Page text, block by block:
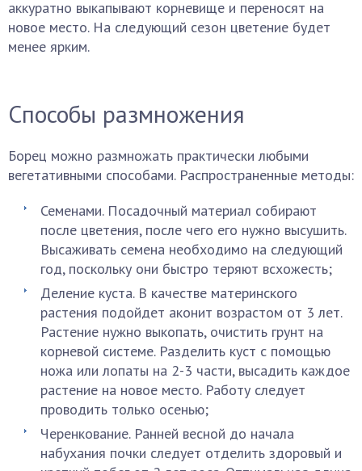
аккуратно выкапывают корневище и переносят на
новое место. На следующий сезон цветение будет
менее ярким.
Способы размножения
Борец можно размножать практически любыми
вегетативными способами. Распространенные методы:
Семенами. Посадочный материал собирают
после цветения, после чего его нужно высушить.
Высаживать семена необходимо на следующий
год, поскольку они быстро теряют всхожесть;
Деление куста. В качестве материнского
растения подойдет аконит возрастом от 3 лет.
Растение нужно выкопать, очистить грунт на
корневой системе. Разделить куст с помощью
ножа или лопаты на 2-3 части, высадить каждое
растение на новое место. Работу следует
проводить только осенью;
Черенкование. Ранней весной до начала
набухания почки следует отделить здоровый и